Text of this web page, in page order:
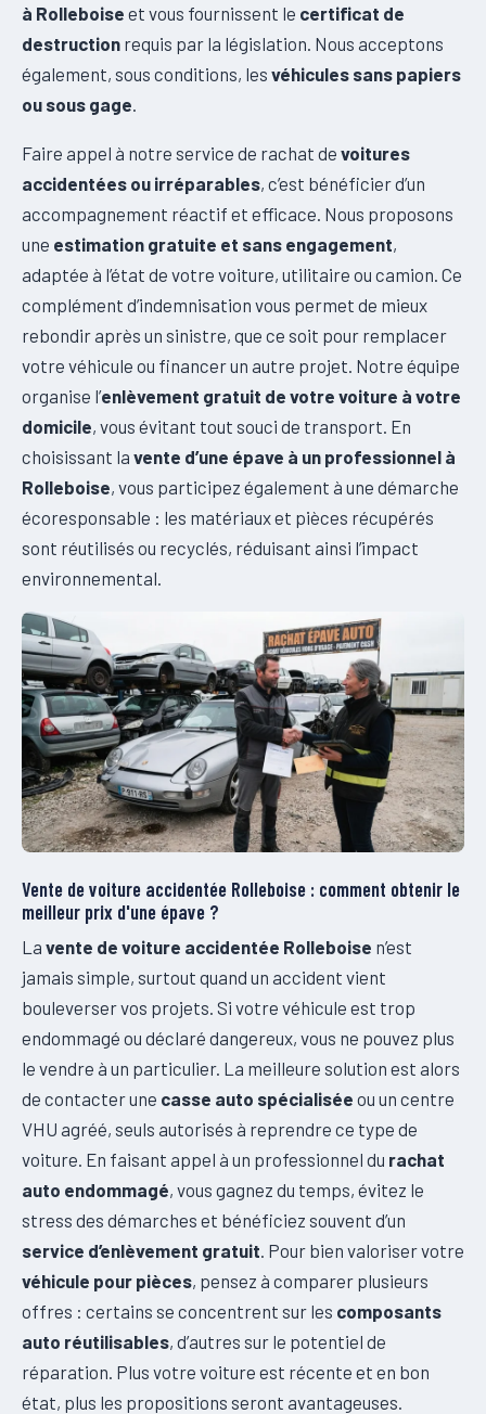
à Rolleboise et vous fournissent le certificat de
destruction requis par la législation. Nous acceptons
également, sous conditions, les véhicules sans papiers
ou sous gage
Faire appel à notre service de rachat de voitures
accidentées ou irréparables, c’est bénéficier d’un
accompagnement réactif et efficace. Nous proposons
une estimation gratuite et sans engagement,
adaptée à l’état de votre voiture, utilitaire ou camion. Ce
complément d’indemnisation vous permet de mieux
rebondir après un sinistre, que ce soit pour remplacer
votre véhicule ou financer un autre projet. Notre équipe
organise l’enlèvement gratuit de votre voiture à votre
domicile, vous évitant tout souci de transport. En
choisissant la vente d’une épave à un professionnel à
Rolleboise, vous participez également à une démarche
écoresponsable : les matériaux et pièces récupérés
sont réutilisés ou recyclés, réduisant ainsi l’impact
environnemental.
Vente de voiture accidentée Rolleboise : comment obtenir le
meilleur prix d'une épave ?
La vente de voiture accidentée Rolleboise n’est
jamais simple, surtout quand un accident vient
bouleverser vos projets. Si votre véhicule est trop
endommagé ou déclaré dangereux, vous ne pouvez plus
le vendre à un particulier. La meilleure solution est alors
de contacter une casse auto spécialisée ou un centre
VHU agréé, seuls autorisés à reprendre ce type de
voiture. En faisant appel à un professionnel du rachat
auto endommagé, vous gagnez du temps, évitez le
stress des démarches et bénéficiez souvent d’un
service d’enlèvement gratuit . Pour bien valoriser votre
véhicule pour pièces, pensez à comparer plusieurs
offres : certains se concentrent sur les composants
auto réutilisables, d’autres sur le potentiel de
réparation. Plus votre voiture est récente et en bon
état, plus les propositions seront avantageuses.